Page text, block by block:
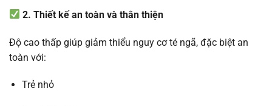
2. Thiết kế an toàn và thân thiện
Độ cao thấp giúp giảm thiểu nguy cơ té ngã, đặc biệt an
toàn với:
Trẻ nhỏ